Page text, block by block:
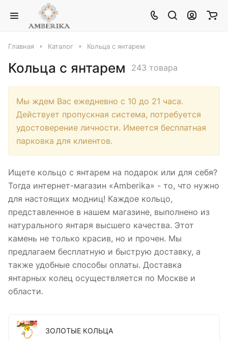
Главная Каталог Кольца с янтарем
Кольца с янтарем 243 товара
Мы ждем Вас ежедневно с 10 до 21 часа.
Действует пропускная система, потребуется
удостоверение личности. Имеется бесплатная
парковка для клиентов.
Ищете кольцо с янтарем на подарок или для себя?
Тогда интернет-магазин «Amberika» - то, что нужно
для настоящих модниц! Каждое кольцо,
представленное в нашем магазине, выполнено из
натурального янтаря высшего качества. Этот
камень не только красив, но и прочен. Мы
предлагаем бесплатную и быструю доставку, а
также удобные способы оплаты. Доставка
янтарных колец осуществляется по Москве и
области.
ЗОЛОТЫЕ КОЛЬЦА